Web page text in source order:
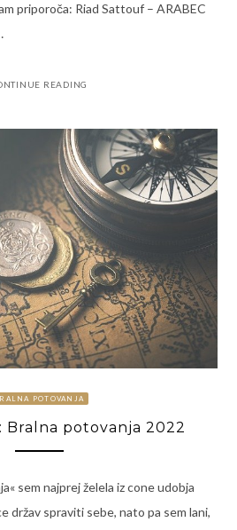
priporoča: Riad Sattouf – ARABEC
READING
POTOVANJA
Bralna potovanja 2022
sem najprej želela iz cone udobja
držav spraviti sebe, nato pa sem lani,